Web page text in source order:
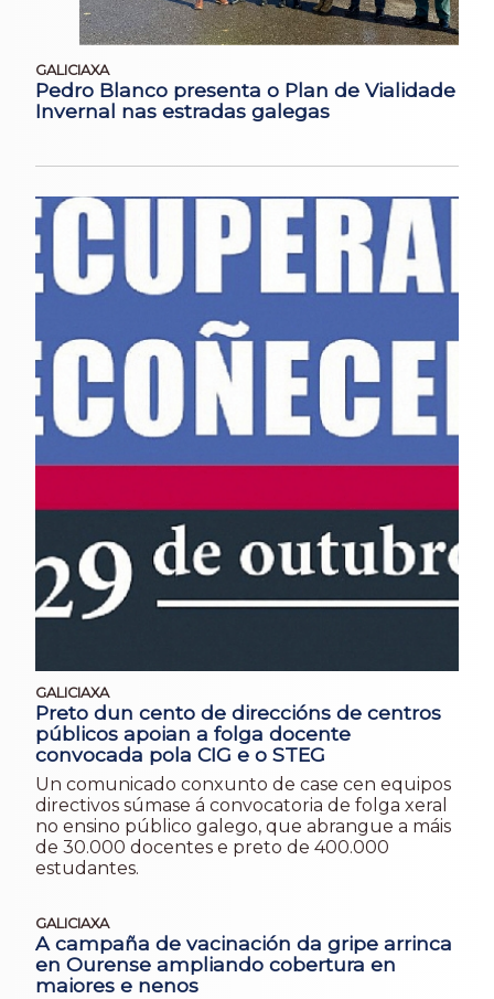
GALICIAXA
Pedro Blanco presenta o Plan de Vialidade
Invernal nas estradas galegas
GALICIAXA
Preto dun cento de direccións de centros
públicos apoian a folga docente
convocada pola CIG e o STEG
Un comunicado conxunto de case cen equipos
directivos súmase á convocatoria de folga xeral
no ensino público galego, que abrangue a máis
de 30.000 docentes e preto de 400.000
estudantes.
GALICIAXA
A campaña de vacinación da gripe arrinca
en Ourense ampliando cobertura en
maiores e nenos